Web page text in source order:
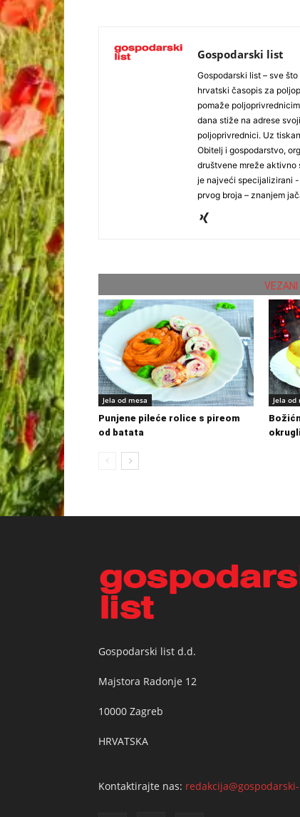
Gospodarski list
Gospodarski list – sve
hrvatski časopis za
pomaže
dana stiže na adrese
poljoprivrednici. Uz
Obitelj i gospodarstvo,
društvene mreže aktivno
je najveći specijalizirani
prvog broja – znanjem
VEZANI
Jela od mesa
Punjene pileće rolice s pireom
od batata
Jela od
Gospodarski list d.d.
Majstora Radonje 12
10000 Zagreb
HRVATSKA
Kontaktirajte nas: